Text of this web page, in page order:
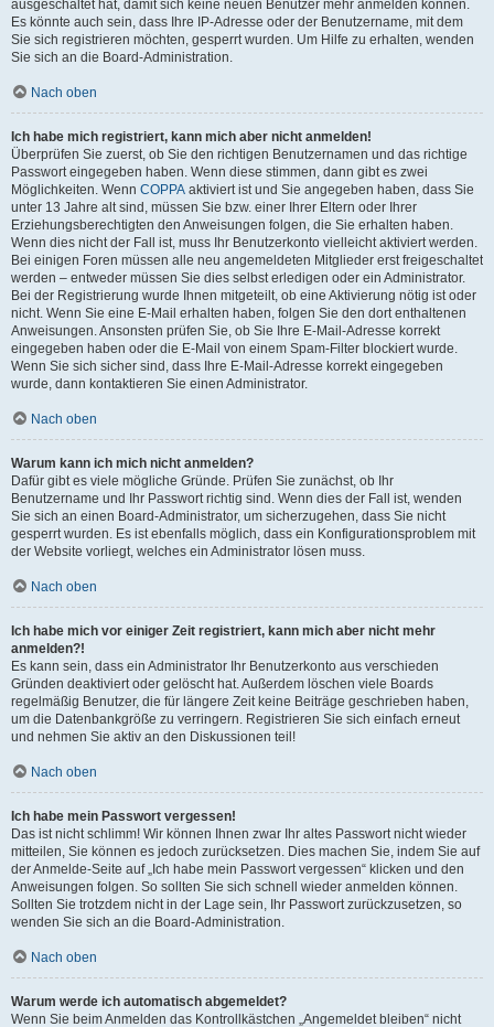
ausgeschaltet hat, damit sich keine neuen Benutzer mehr anmelden können.
Es könnte auch sein, dass Ihre IP-Adresse oder der Benutzername, mit dem
Sie sich registrieren möchten, gesperrt wurden. Um Hilfe zu erhalten, wenden
Sie sich an die Board-Administration.
Nach oben
Ich habe mich registriert, kann mich aber nicht anmelden!
Überprüfen Sie zuerst, ob Sie den richtigen Benutzernamen und das richtige
Passwort eingegeben haben. Wenn diese stimmen, dann gibt es zwei
Möglichkeiten. Wenn COPPA aktiviert ist und Sie angegeben haben, dass Sie
unter 13 Jahre alt sind, müssen Sie bzw. einer Ihrer Eltern oder Ihrer
Erziehungsberechtigten den Anweisungen folgen, die Sie erhalten haben.
Wenn dies nicht der Fall ist, muss Ihr Benutzerkonto vielleicht aktiviert werden.
Bei einigen Foren müssen alle neu angemeldeten Mitglieder erst freigeschaltet
werden – entweder müssen Sie dies selbst erledigen oder ein Administrator.
Bei der Registrierung wurde Ihnen mitgeteilt, ob eine Aktivierung nötig ist oder
nicht. Wenn Sie eine E-Mail erhalten haben, folgen Sie den dort enthaltenen
Anweisungen. Ansonsten prüfen Sie, ob Sie Ihre E-Mail-Adresse korrekt
eingegeben haben oder die E-Mail von einem Spam-Filter blockiert wurde.
Wenn Sie sich sicher sind, dass Ihre E-Mail-Adresse korrekt eingegeben
wurde, dann kontaktieren Sie einen Administrator.
Nach oben
Warum kann ich mich nicht anmelden?
Dafür gibt es viele mögliche Gründe. Prüfen Sie zunächst, ob Ihr
Benutzername und Ihr Passwort richtig sind. Wenn dies der Fall ist, wenden
Sie sich an einen Board-Administrator, um sicherzugehen, dass Sie nicht
gesperrt wurden. Es ist ebenfalls möglich, dass ein Konfigurationsproblem mit
der Website vorliegt, welches ein Administrator lösen muss.
Nach oben
Ich habe mich vor einiger Zeit registriert, kann mich aber nicht mehr
anmelden?!
Es kann sein, dass ein Administrator Ihr Benutzerkonto aus verschieden
Gründen deaktiviert oder gelöscht hat. Außerdem löschen viele Boards
regelmäßig Benutzer, die für längere Zeit keine Beiträge geschrieben haben,
um die Datenbankgröße zu verringern. Registrieren Sie sich einfach erneut
und nehmen Sie aktiv an den Diskussionen teil!
Nach oben
Ich habe mein Passwort vergessen!
Das ist nicht schlimm! Wir können Ihnen zwar Ihr altes Passwort nicht wieder
mitteilen, Sie können es jedoch zurücksetzen. Dies machen Sie, indem Sie auf
der Anmelde-Seite auf „Ich habe mein Passwort vergessen“ klicken und den
Anweisungen folgen. So sollten Sie sich schnell wieder anmelden können.
Sollten Sie trotzdem nicht in der Lage sein, Ihr Passwort zurückzusetzen, so
wenden Sie sich an die Board-Administration.
Nach oben
Warum werde ich automatisch abgemeldet?
Wenn Sie beim Anmelden das Kontrollkästchen „Angemeldet bleiben“ nicht